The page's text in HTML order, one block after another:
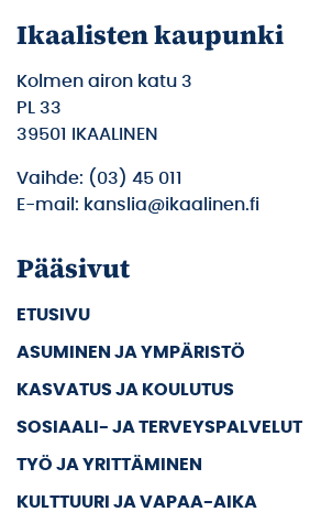
Ikaalisten kaupunki
Kolmen airon katu 3
PL 33
39501 IKAALINEN
Vaihde: (03) 45 011
E-mail: kanslia@ikaalinen.fi
Pääsivut
ETUSIVU
ASUMINEN JA YMPÄRISTÖ
KASVATUS JA KOULUTUS
SOSIAALI- JA TERVEYSPALVELUT
TYÖ JA YRITTÄMINEN
KULTTUURI JA VAPAA-AIKA